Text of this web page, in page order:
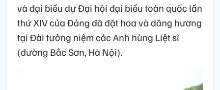
và đại biểu dự Đại hội đại biểu toàn quốc lần
thứ XIV của Đảng đã đặt hoa và dâng hương
tại Đài tưởng niệm các Anh hùng Liệt sĩ
(đường Bắc Sơn, Hà Nội).